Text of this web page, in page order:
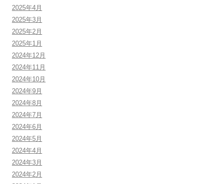
2025年4月
2025年3月
2025年2月
2025年1月
2024年12月
2024年11月
2024年10月
2024年9月
2024年8月
2024年7月
2024年6月
2024年5月
2024年4月
2024年3月
2024年2月